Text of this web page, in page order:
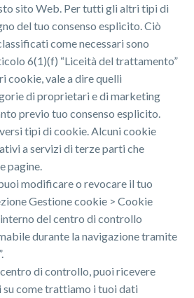
sito Web. Per tutti gli altri tipi di
del tuo consenso esplicito. Ciò
come necessari sono
6(1)(f) “Liceità del trattamento”
cookie, vale a dire quelli
di proprietari e di marketing
previo tuo consenso esplicito.
tipi di cookie. Alcuni cookie
a servizi di terze parti che
pagine.
modificare o revocare il tuo
Gestione cookie > Cookie
del centro di controllo
durante la navigazione tramite
di controllo, puoi ricevere
come trattiamo i tuoi dati